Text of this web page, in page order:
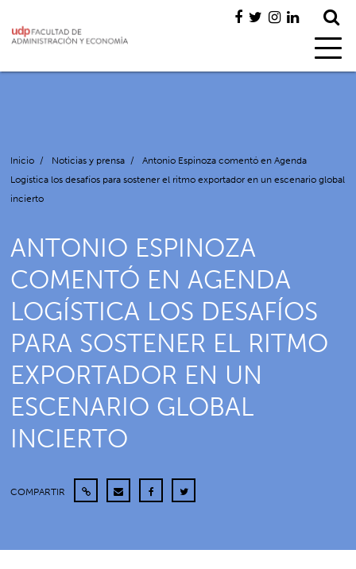
Inicio / Noticias y prensa /
Antonio Espinoza comentó en Agenda
Logística los desafíos para sostener el ritmo exportador en un escenario global
incierto
ANTONIO ESPINOZA
COMENTÓ EN AGENDA
LOGÍSTICA LOS DESAFÍOS
PARA SOSTENER EL RITMO
EXPORTADOR EN UN
ESCENARIO GLOBAL
INCIERTO
COMPARTIR